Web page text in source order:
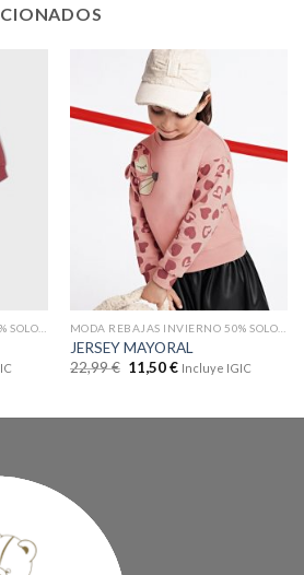
JERSEY MAYORAL
22,99€ 11,50€ Incluye IGIC